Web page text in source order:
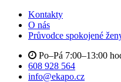
Kontakty
O nás
Průvodce spokojené
Po–Pá 7:00–13:00
608 928 564
info@ekapo.cz